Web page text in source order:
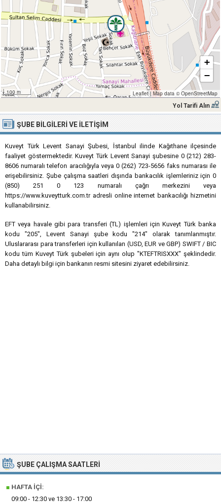
100 m
+
−
Leaflet |Map data ©OpenStreetMap
Yol Tarifi Alın
ŞUBE BILGILERI VE İLETIŞIM
Kuveyt Türk Levent Sanayi Şubesi, İstanbul ilinde Kağıthane ilçesinde
faaliyet göstermektedir. Kuveyt Türk Levent Sanayi şubesine 0 (212) 283-
8606 numaralı telefon aracılığıyla veya 0 (262) 723-5656 faks numarası ile
erişebilirsiniz. Şube çalışma saatleri dışında bankacılık işlemleriniz için 0
(850) 251 0 123 numaralı çağrı merkezini veya
https://www.kuveytturk.com.tr adresli online internet bankacılığı hizmetini
kullanabilirsiniz.
EFT veya havale gibi para transferi (TL) işlemleri için Kuveyt Türk banka
kodu "205", Levent Sanayi şube kodu "214" olarak tanımlanmıştır.
Uluslararası para transferleri için kullanılan (USD, EUR ve GBP) SWIFT / BIC
kodu tüm Kuveyt Türk şubeleri için aynı olup "KTEFTRISXXX" şeklindedir.
Daha detaylı bilgi için bankanın resmi sitesini ziyaret edebilirsiniz.
ŞUBE ÇALIŞMA SAATLERI
■ HAFTA İÇI:
09:00 - 12:30 ve 13:30 - 17:00